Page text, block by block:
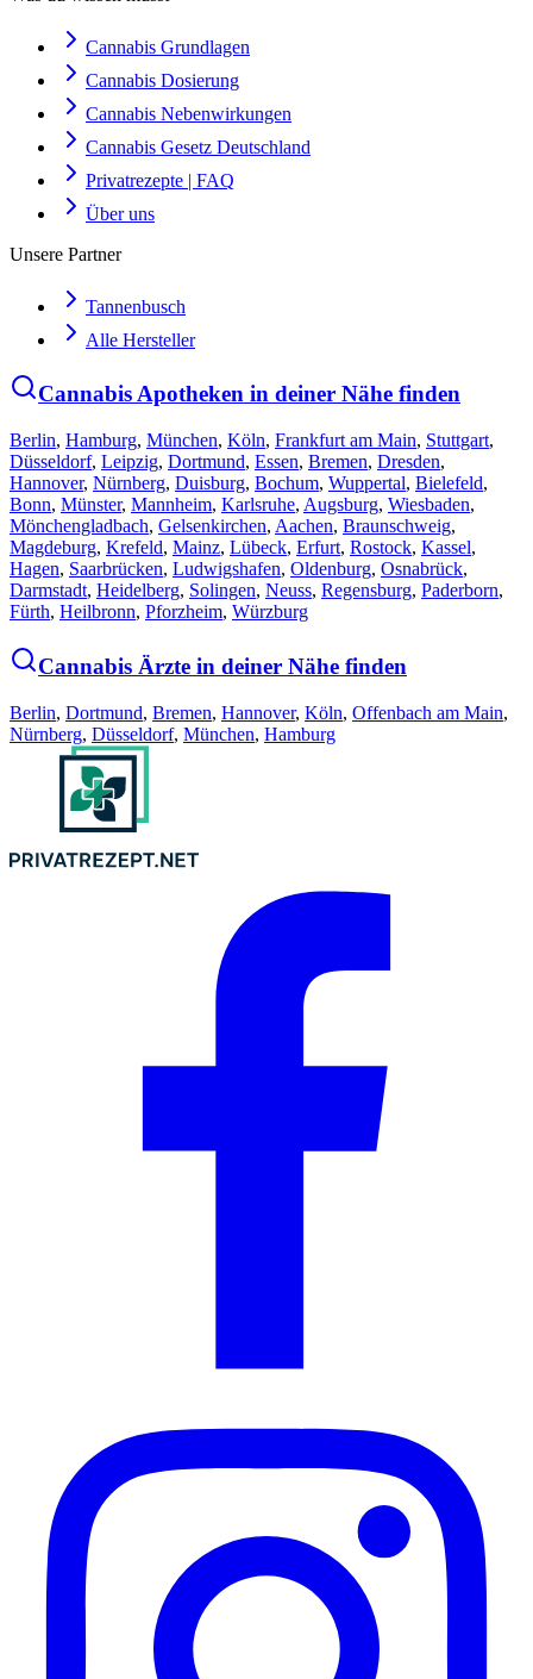
Cannabis Grundlagen
Cannabis Dosierung
Cannabis Nebenwirkungen
Cannabis Gesetz Deutschland
Privatrezepte | FAQ
Über uns
Unsere Partner
Tannenbusch
Alle Hersteller
Cannabis Apotheken in deiner Nähe finden
Berlin, Hamburg, München, Köln, Frankfurt am Main, Stuttgart,
Düsseldorf, Leipzig, Dortmund, Essen, Bremen, Dresden,
Hannover, Nürnberg, Duisburg, Bochum, Wuppertal, Bielefeld,
Bonn, Münster, Mannheim, Karlsruhe, Augsburg, Wiesbaden,
Mönchengladbach, Gelsenkirchen, Aachen, Braunschweig,
Magdeburg, Krefeld, Mainz, Lübeck, Erfurt, Rostock, Kassel,
Hagen, Saarbrücken, Ludwigshafen, Oldenburg, Osnabrück,
Darmstadt, Heidelberg, Solingen, Neuss, Regensburg, Paderborn,
Fürth, Heilbronn, Pforzheim, Würzburg
Cannabis Ärzte in deiner Nähe finden
Berlin, Dortmund, Bremen, Hannover, Köln, Offenbach am Main,
Nürnberg, Düsseldorf, München, Hamburg